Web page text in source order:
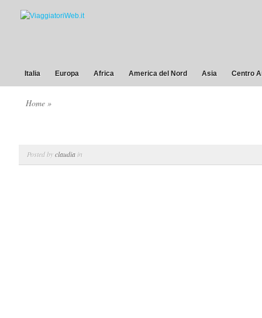
Italia Europa Africa America del Nord Asia Centro
Home »
Posted byclaudia in